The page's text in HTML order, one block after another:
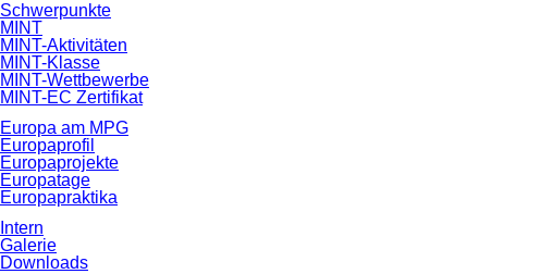
Schwerpunkte
MINT
MINT-Aktivitäten
MINT-Klasse
MINT-Wettbewerbe
MINT-EC Zertifikat
Europa am MPG
Europaprofil
Europaprojekte
Europatage
Europapraktika
Intern
Galerie
Downloads